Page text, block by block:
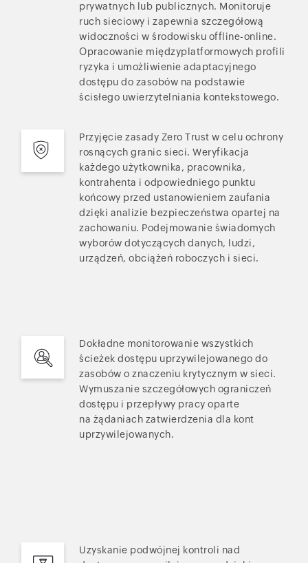
prywatnych lub publicznych. Monitoruje
ruch sieciowy i zapewnia szczegółową
widoczności w środowisku offline-online.
Opracowanie międzyplatformowych profili
ryzyka i umożliwienie adaptacyjnego
dostępu do zasobów na podstawie
ścisłego uwierzytelniania kontekstowego.
Przyjęcie zasady Zero Trust w celu ochrony
rosnących granic sieci. Weryfikacja
każdego użytkownika, pracownika,
kontrahenta i odpowiedniego punktu
końcowy przed ustanowieniem zaufania
dzięki analizie bezpieczeństwa opartej na
zachowaniu. Podejmowanie świadomych
wyborów dotyczących danych, ludzi,
urządzeń, obciążeń roboczych i sieci.
Dokładne monitorowanie wszystkich
ścieżek dostępu uprzywilejowanego do
zasobów o znaczeniu krytycznym w sieci.
Wymuszanie szczegółowych ograniczeń
dostępu i przepływy pracy oparte
na żądaniach zatwierdzenia dla kont
uprzywilejowanych.
Uzyskanie podwójnej kontroli nad